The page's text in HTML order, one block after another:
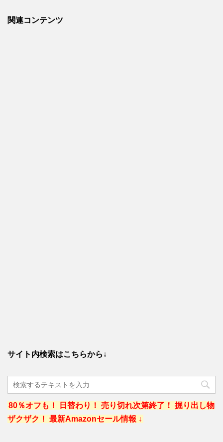
関連コンテンツ
サイト内検索はこちらから↓
80％オフも！ 日替わり！ 売り切れ次第終了！ 掘り出し物
ザクザク！ 最新Amazonセール情報 ↓